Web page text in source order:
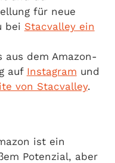
für neue
bei Stacvalley ein
aus dem Amazon-
auf Instagram und
von Stacvalley.
ist ein
Potenzial, aber